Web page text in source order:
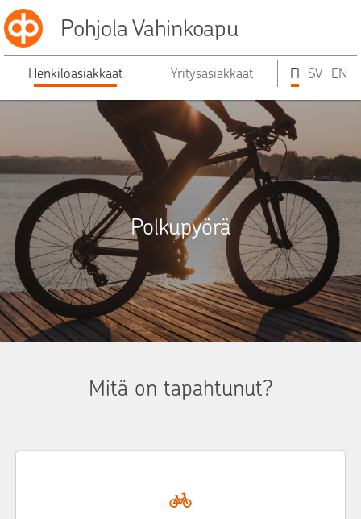
Pohjola Vahinkoapu
Henkilöasiakkaat Yritysasiakkaat FI SV EN
Polkupyörä
Mitä on tapahtunut?